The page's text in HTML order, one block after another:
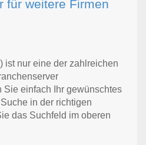
für weitere Firmen
ist nur eine der zahlreichen
Sie einfach Ihr gewünschtes
in der richtigen
das Suchfeld im oberen